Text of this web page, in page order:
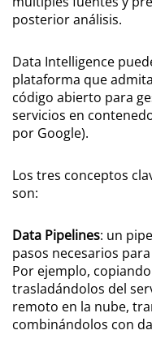
posterior análisis.
Data Intelligence
plataforma que
código abierto para
servicios en
por Google).
Los tres conceptos
son:
Data Pipelines: un
pasos necesarios
Por ejemplo,
trasladándolos del
remoto en la nube,
combinándolos con